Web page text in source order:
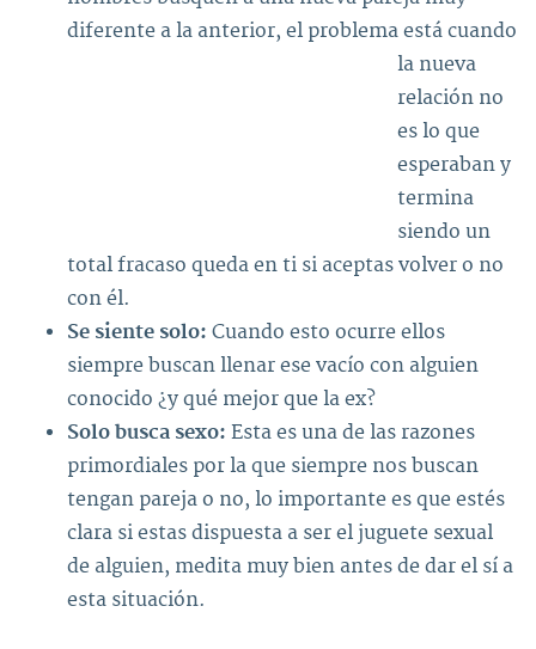
diferente a la anterior, el problema está cuando
la nueva
relación no
es lo que
esperaban y
termina
siendo un
total fracaso queda en ti si aceptas volver o no
con él.
Se siente solo: Cuando esto ocurre ellos
siempre buscan llenar ese vacío con alguien
conocido ¿y qué mejor que la ex?
Solo busca sexo: Esta es una de las razones
primordiales por la que siempre nos buscan
tengan pareja o no, lo importante es que estés
clara si estas dispuesta a ser el juguete sexual
de alguien, medita muy bien antes de dar el sí a
esta situación.